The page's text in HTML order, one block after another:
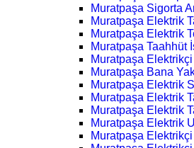
Muratpaşa Sigorta
Muratpaşa Elektrik
Muratpaşa Elektrik
Muratpaşa Taahhüt
Muratpaşa Elektrikçi
Muratpaşa Bana
Muratpaşa Elektrik
Muratpaşa Elektrik
Muratpaşa Elektrik
Muratpaşa Elektrik
Muratpaşa Elektrikçi